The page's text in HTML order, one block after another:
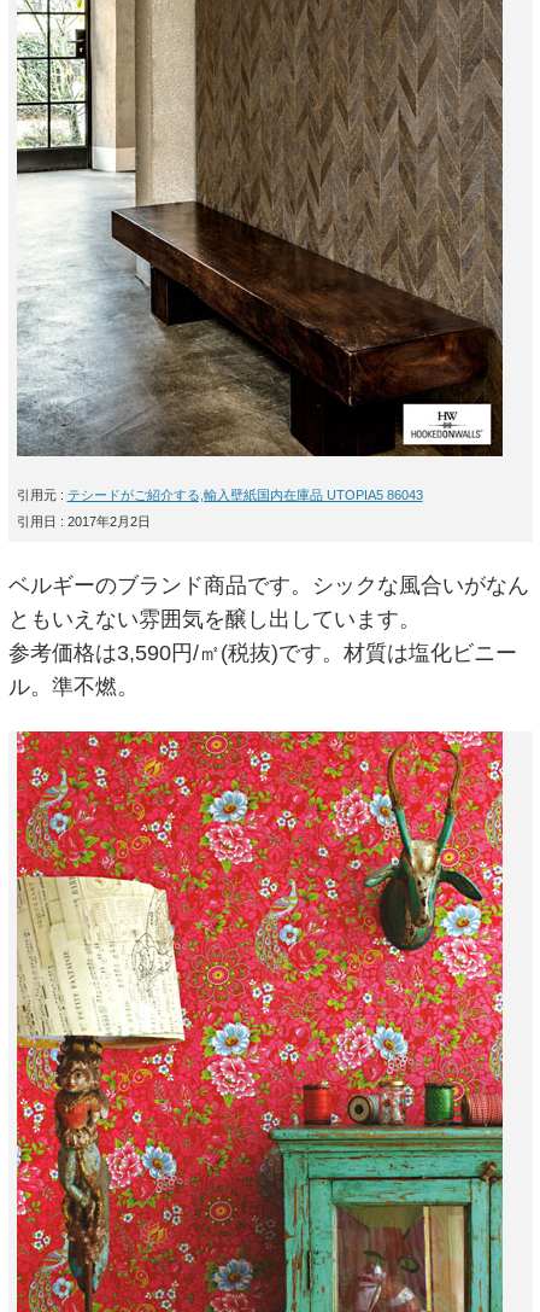
引用元 : テシードがご紹介する,輸入壁紙国内在庫品 UTOPIA5 86043
引用日 : 2017年2月2日
ベルギーのブランド商品です。シックな風合いがなん
ともいえない雰囲気を醸し出しています。
参考価格は3,590円/㎡(税抜)です。材質は塩化ビニー
ル。準不燃。